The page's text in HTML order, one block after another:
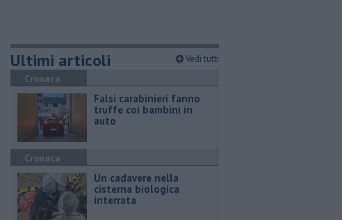
Ultimi articoli Vedi tutti
Cronaca
Falsi carabinieri fanno
truffe coi bambini in
auto
Cronaca
Un cadavere nella
cisterna biologica
interrata